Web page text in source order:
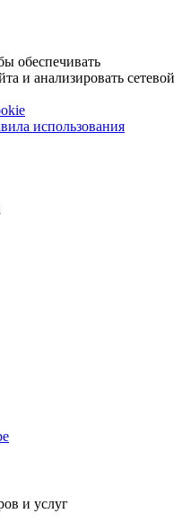
обеспечивать
и анализировать сетевой
использования
и услуг